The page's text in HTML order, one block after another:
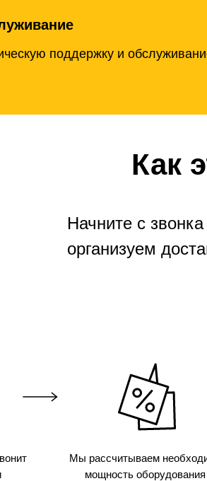
поддержку и
Как
Начните с
организуем
Мы рассчитываем
мощность оборудования